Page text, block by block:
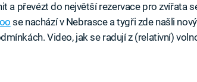
a převézt do největší rezervace pro zvířata
se nachází v Nebrasce a tygři zde našli
Video, jak se radují z (relativní)